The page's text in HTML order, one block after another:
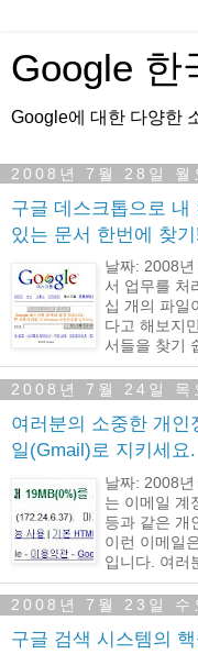
Google 한
Google에 대한 다양한
2008년 7월 28일 월
구글 데스크톱으로 내
있는 문서 한번에 찾
날짜: 2008
서 업무를 처
십 개의 파일
다고 해보지
서들을 찾기
2008년 7월 24일 목
여러분의 소중한 개인
일(Gmail)로 지키세요.
날짜: 2008
는 이메일 계
등과 같은 개
이런 이메일
입니다. 여러
2008년 7월 23일 수
구글 검색 시스템의